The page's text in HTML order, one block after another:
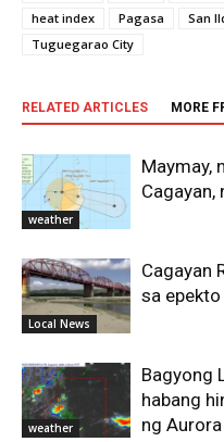
heat index Pagasa San
Tuguegarao City
RELATED ARTICLES MORE
weather
Maymay,
Cagayan,
Local News
Cagayan
sa
weather
Bagyong
habang
ng Aurora